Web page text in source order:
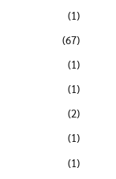
(1)
(67)
(1)
(1)
(2)
(1)
(1)